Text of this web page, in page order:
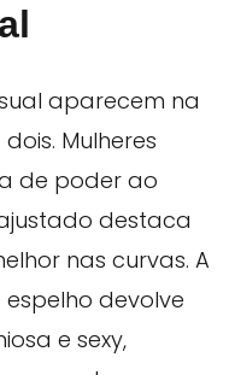
aparecem na
Mulheres
de poder ao
destaca
nas curvas. A
devolve
e sexy,